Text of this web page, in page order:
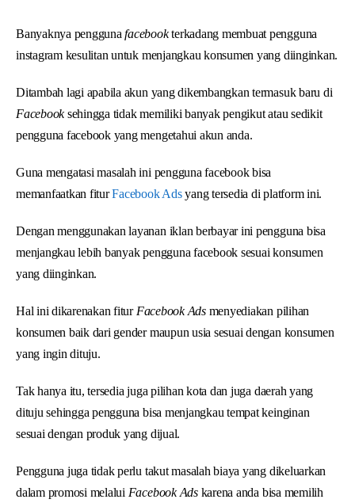
Banyaknya penggunafacebookterkadang membuat pengguna
instagram kesulitan untuk menjangkau konsumen yang diinginkan.
Ditambah lagi apabila akun yang dikembangkan termasuk baru di
Facebooksehingga tidak memiliki banyak pengikut atau sedikit
pengguna facebook yang mengetahui akun anda.
Guna mengatasi masalah ini pengguna facebook bisa
memanfaatkan fiturFacebook Adsyang tersedia di platform ini.
Dengan menggunakan layanan iklan berbayar ini pengguna bisa
menjangkau lebih banyak pengguna facebook sesuai konsumen
yang diinginkan.
Hal ini dikarenakan fitur Facebook Adsmenyediakan pilihan
konsumen baik dari gender maupun usia sesuai dengan konsumen
yang ingin dituju.
Tak hanya itu, tersedia juga pilihan kota dan juga daerah yang
dituju sehingga pengguna bisa menjangkau tempat keinginan
sesuai dengan produk yang dijual.
Pengguna juga tidak perlu takut masalah biaya yang dikeluarkan
dalam promosi melalui Facebook Ads karena anda bisa memilih